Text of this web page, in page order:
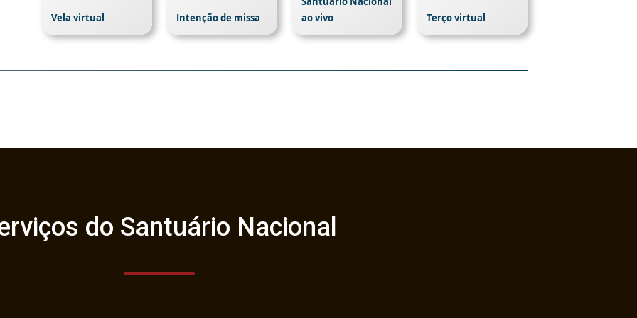
Terço virtual
Intenção de missa
Vela virtual
ao vivo
do Santuário Nacional